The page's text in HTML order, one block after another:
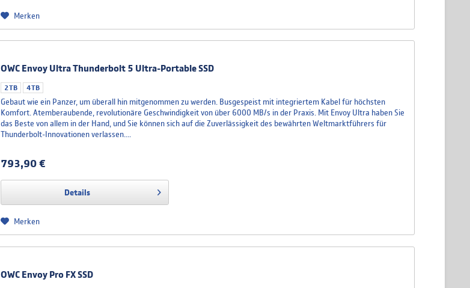
Merken
OWC Envoy Ultra Thunderbolt 5 Ultra-Portable SSD
2TB 4TB
Gebaut wie ein Panzer, um überall hin mitgenommen zu werden. Busgespeist mit integriertem Kabel für höchsten
Komfort. Atemberaubende, revolutionäre Geschwindigkeit von über 6000 MB/s in der Praxis. Mit Envoy Ultra haben Sie
das Beste von allem in der Hand, und Sie können sich auf die Zuverlässigkeit des bewährten Weltmarktführers für
Thunderbolt-Innovationen verlassen....
793,90 €
Details
Merken
OWC Envoy Pro FX SSD